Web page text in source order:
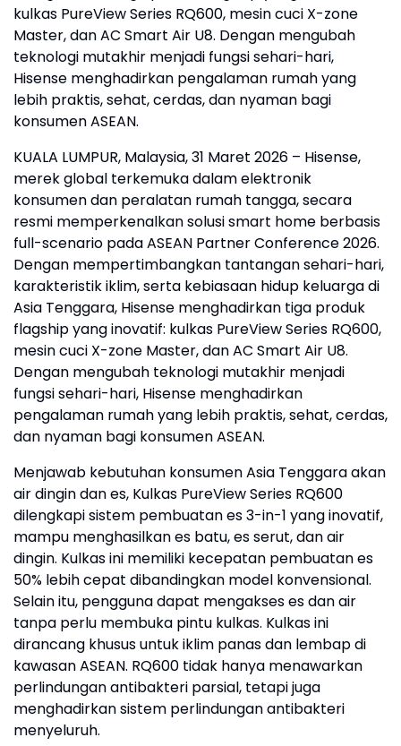
kulkas PureView Series RQ600, mesin cuci X-zone
Master, dan AC Smart Air U8. Dengan mengubah
teknologi mutakhir menjadi fungsi sehari-hari,
Hisense menghadirkan pengalaman rumah yang
lebih praktis, sehat, cerdas, dan nyaman bagi
konsumen ASEAN.
KUALA LUMPUR, Malaysia, 31 Maret 2026 – Hisense,
merek global terkemuka dalam elektronik
konsumen dan peralatan rumah tangga, secara
resmi memperkenalkan solusi smart home berbasis
full-scenario pada ASEAN Partner Conference 2026.
Dengan mempertimbangkan tantangan sehari-hari,
karakteristik iklim, serta kebiasaan hidup keluarga di
Asia Tenggara, Hisense menghadirkan tiga produk
flagship yang inovatif: kulkas PureView Series RQ600,
mesin cuci X-zone Master, dan AC Smart Air U8.
Dengan mengubah teknologi mutakhir menjadi
fungsi sehari-hari, Hisense menghadirkan
pengalaman rumah yang lebih praktis, sehat, cerdas,
dan nyaman bagi konsumen ASEAN.
Menjawab kebutuhan konsumen Asia Tenggara akan
air dingin dan es, Kulkas PureView Series RQ600
dilengkapi sistem pembuatan es 3-in-1 yang inovatif,
mampu menghasilkan es batu, es serut, dan air
dingin. Kulkas ini memiliki kecepatan pembuatan es
50% lebih cepat dibandingkan model konvensional.
Selain itu, pengguna dapat mengakses es dan air
tanpa perlu membuka pintu kulkas. Kulkas ini
dirancang khusus untuk iklim panas dan lembap di
kawasan ASEAN. RQ600 tidak hanya menawarkan
perlindungan antibakteri parsial, tetapi juga
menghadirkan sistem perlindungan antibakteri
menyeluruh.